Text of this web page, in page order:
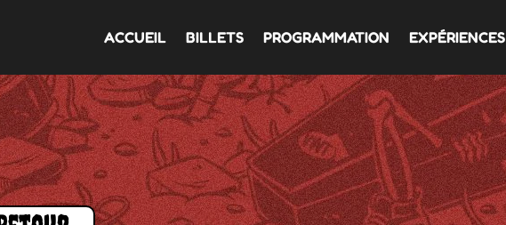
ACCUEIL BILLETS PROGRAMMATION EXPÉRIENCES